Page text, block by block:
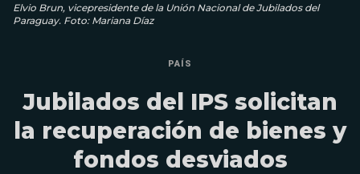
Elvio Brun, vicepresidente de la Unión Nacional de Jubilados del
Paraguay. Foto: Mariana Díaz
PAÍS
Jubilados del IPS solicitan
la recuperación de bienes y
fondos desviados